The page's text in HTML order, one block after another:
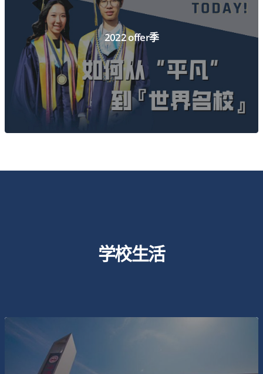
查看详情
2022 offer季
学校生活